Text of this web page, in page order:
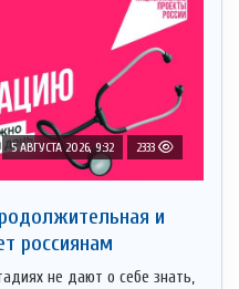
5 АВГУСТА 2026, 9:32 2333
и
россиянам
не дают о себе знать,